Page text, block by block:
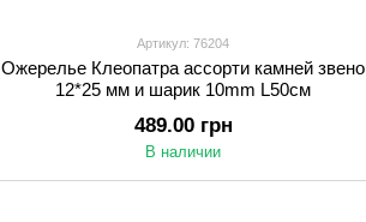
Артикул: 76204
Ожерелье Клеопатра ассорти камней звено
12*25 мм и шарик 10mm L50см
489.00 грн
В наличии